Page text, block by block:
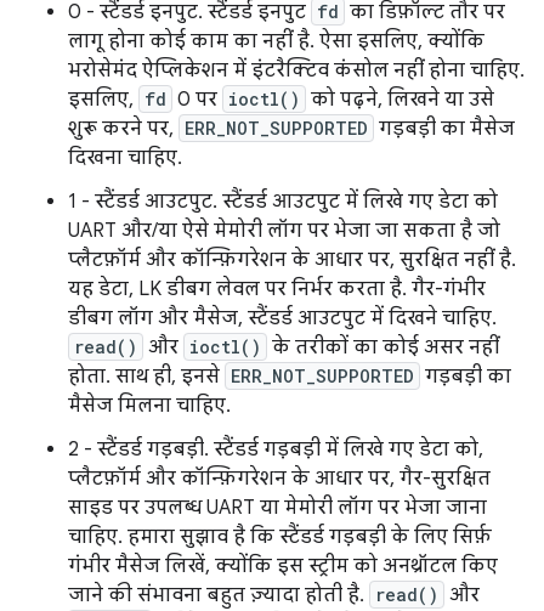
0 - स्टैंडर्ड इनपुट. स्टैंडर्ड इनपुट fd का डिफ़ॉल्ट तौर पर
लागू होना कोई काम का नहीं है. ऐसा इसलिए, क्योंकि
भरोसेमंद ऐप्लिकेशन में इंटरैक्टिव कंसोल नहीं होना चाहिए.
इसलिए, fd 0 पर ioctl() को पढ़ने, लिखने या उसे
शुरू करने पर, ERR_NOT_SUPPORTED गड़बड़ी का मैसेज
दिखना चाहिए.
1 - स्टैंडर्ड आउटपुट. स्टैंडर्ड आउटपुट में लिखे गए डेटा को
UART और/या ऐसे मेमोरी लॉग पर भेजा जा सकता है जो
प्लैटफ़ॉर्म और कॉन्फ़िगरेशन के आधार पर, सुरक्षित नहीं है.
यह डेटा, LK डीबग लेवल पर निर्भर करता है. गैर-गंभीर
डीबग लॉग और मैसेज, स्टैंडर्ड आउटपुट में दिखने चाहिए.
read() और ioctl() के तरीकों का कोई असर नहीं
होता. साथ ही, इनसे ERR_NOT_SUPPORTED गड़बड़ी का
मैसेज मिलना चाहिए.
2 - स्टैंडर्ड गड़बड़ी. स्टैंडर्ड गड़बड़ी में लिखे गए डेटा को,
प्लैटफ़ॉर्म और कॉन्फ़िगरेशन के आधार पर, गैर-सुरक्षित
साइड पर उपलब्ध UART या मेमोरी लॉग पर भेजा जाना
चाहिए. हमारा सुझाव है कि स्टैंडर्ड गड़बड़ी के लिए सिर्फ़
गंभीर मैसेज लिखें, क्योंकि इस स्ट्रीम को अनथ्रॉटल किए
जाने की संभावना बहुत ज़्यादा होती है.
read() और